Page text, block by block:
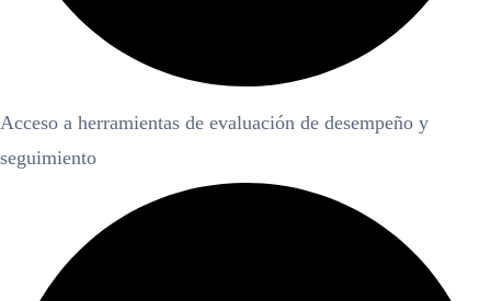
Acceso a herramientas de evaluación de desempeño y
seguimiento